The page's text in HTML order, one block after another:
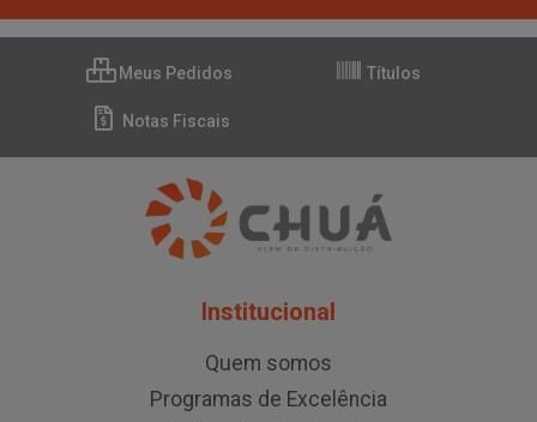
Meus Pedidos Títulos
Notas Fiscais
Institucional
Quem somos
Programas de Excelência